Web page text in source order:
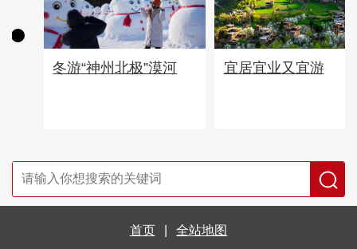
冬游“神州北极”漠河 宜居宜业又宜游
首页 全站地图